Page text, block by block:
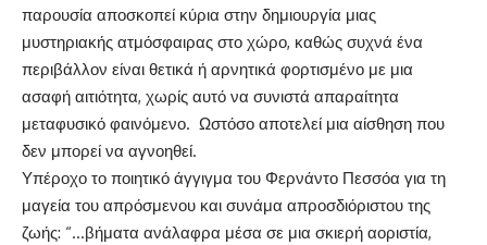
παρουσία αποσκοπεί κύρια στην δημιουργία μιας
μυστηριακής ατμόσφαιρας στο χώρο, καθώς συχνά ένα
περιβάλλον είναι θετικά ή αρνητικά φορτισμένο με μια
ασαφή αιτιότητα, χωρίς αυτό να συνιστά απαραίτητα
μεταφυσικό φαινόμενο. Ωστόσο αποτελεί μια αίσθηση που
δεν μπορεί να αγνοηθεί.
Υπέροχο το ποιητικό άγγιγμα του Φερνάντο Πεσσόα για τη
μαγεία του απρόσμενου και συνάμα απροσδιόριστου της
ζωής: “…βήματα ανάλαφρα μέσα σε μια σκιερή αοριστία,